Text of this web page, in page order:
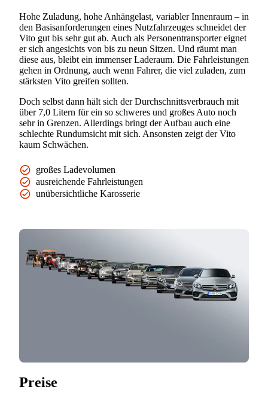
Hohe Zuladung, hohe Anhängelast, variabler Innenraum – in
den Basisanforderungen eines Nutzfahrzeuges schneidet der
Vito gut bis sehr gut ab. Auch als Personentransporter eignet
er sich angesichts von bis zu neun Sitzen. Und räumt man
diese aus, bleibt ein immenser Laderaum. Die Fahrleistungen
gehen in Ordnung, auch wenn Fahrer, die viel zuladen, zum
stärksten Vito greifen sollten.
Doch selbst dann hält sich der Durchschnittsverbrauch mit
über 7,0 Litern für ein so schweres und großes Auto noch
sehr in Grenzen. Allerdings bringt der Aufbau auch eine
schlechte Rundumsicht mit sich. Ansonsten zeigt der Vito
kaum Schwächen.
großes Ladevolumen
ausreichende Fahrleistungen
unübersichtliche Karosserie
Preise